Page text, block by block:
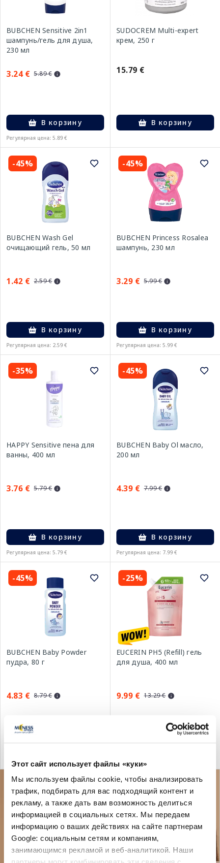
Этот сайт использует файлы «куки»
Мы используем файлы cookie, чтобы анализировать
трафик, подбирать для вас подходящий контент и
рекламу, а также дать вам возможность делиться
информацией в социальных сетях. Мы передаем
информацию о ваших действиях на сайте партнерам
Google: социальным сетям и компаниям,
занимающимся рекламой и веб-аналитикой. Наши
BUBCHEN Sensitive 2in1
шампунь/гель для душа,
230 мл
3.24 € 5.89 €
В корзину
Регулярная цена: 5.89 €
SUDOCREM Multi-expert
крем, 250 г
15.79 €
В корзину
-45%
BUBCHEN Wash Gel
очищающий гель, 50 мл
1.42 € 2.59 €
В корзину
Регулярная цена: 2.59 €
-45%
BUBCHEN Princess Rosalea
шампунь, 230 мл
3.29 € 5.99 €
В корзину
Регулярная цена: 5.99 €
-35%
HAPPY Sensitive пена для
ванны, 400 мл
3.76 € 5.79 €
В корзину
Регулярная цена: 5.79 €
-45%
BUBCHEN Baby Ol масло,
200 мл
4.39 € 7.99 €
В корзину
Регулярная цена: 7.99 €
-45%
BUBCHEN Baby Powder
пудра, 80 г
4.83 € 8.79 €
-25%
EUCERIN PH5 (Refill) гель
для душа, 400 мл
9.99 € 13.29 €
В корзину
Лучшая цена за 30 дней: